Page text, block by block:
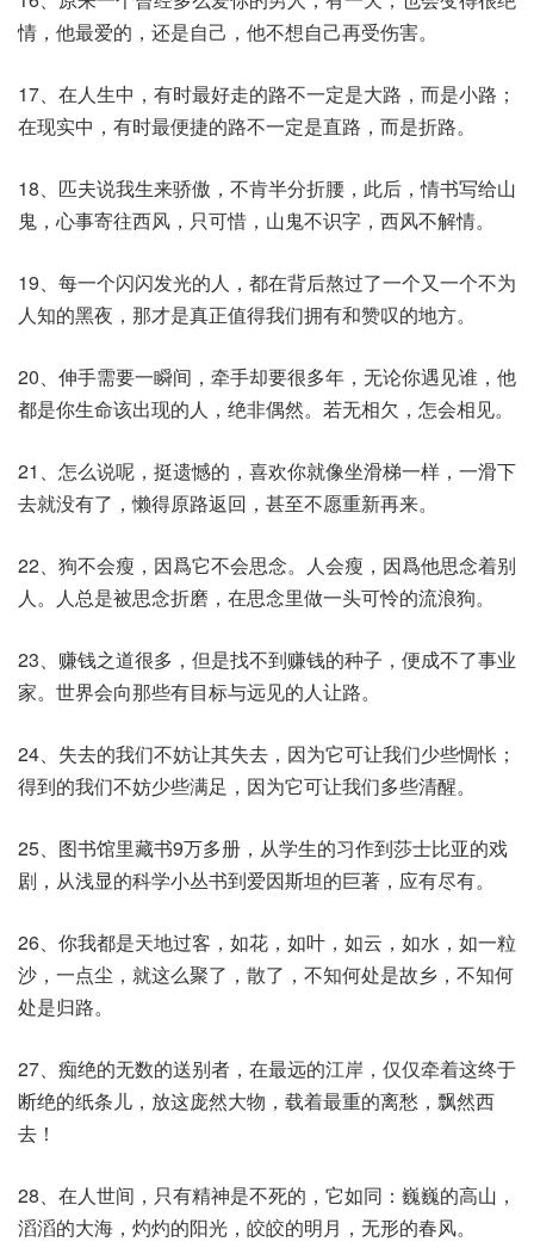
情，他最爱的，还是自己，他不想自己再受伤害。
17、在人生中，有时最好走的路不一定是大路，而是小路；
在现实中，有时最便捷的路不一定是直路，而是折路。
18、匹夫说我生来骄傲，不肯半分折腰，此后，情书写给山
鬼，心事寄往西风，只可惜，山鬼不识字，西风不解情。
19、每一个闪闪发光的人，都在背后熬过了一个又一个不为
人知的黑夜，那才是真正值得我们拥有和赞叹的地方。
20、伸手需要一瞬间，牵手却要很多年，无论你遇见谁，他
都是你生命该出现的人，绝非偶然。若无相欠，怎会相见。
21、怎么说呢，挺遗憾的，喜欢你就像坐滑梯一样，一滑下
去就没有了，懒得原路返回，甚至不愿重新再来。
22、狗不会瘦，因爲它不会思念。人会瘦，因爲他思念着别
人。人总是被思念折磨，在思念里做一头可怜的流浪狗。
23、赚钱之道很多，但是找不到赚钱的种子，便成不了事业
家。世界会向那些有目标与远见的人让路。
24、失去的我们不妨让其失去，因为它可让我们少些惆怅；
得到的我们不妨少些满足，因为它可让我们多些清醒。
25、图书馆里藏书9万多册，从学生的习作到莎士比亚的戏
剧，从浅显的科学小丛书到爱因斯坦的巨著，应有尽有。
26、你我都是天地过客，如花，如叶，如云，如水，如一粒
沙，一点尘，就这么聚了，散了，不知何处是故乡，不知何
处是归路。
27、痴绝的无数的送别者，在最远的江岸，仅仅牵着这终于
断绝的纸条儿，放这庞然大物，载着最重的离愁，飘然西
去！
28、在人世间，只有精神是不死的，它如同：巍巍的高山，
滔滔的大海，灼灼的阳光，皎皎的明月，无形的春风。